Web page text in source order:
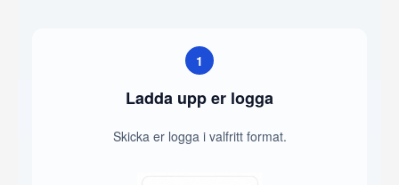
1
Ladda upp er logga
Skicka er logga i valfritt format.